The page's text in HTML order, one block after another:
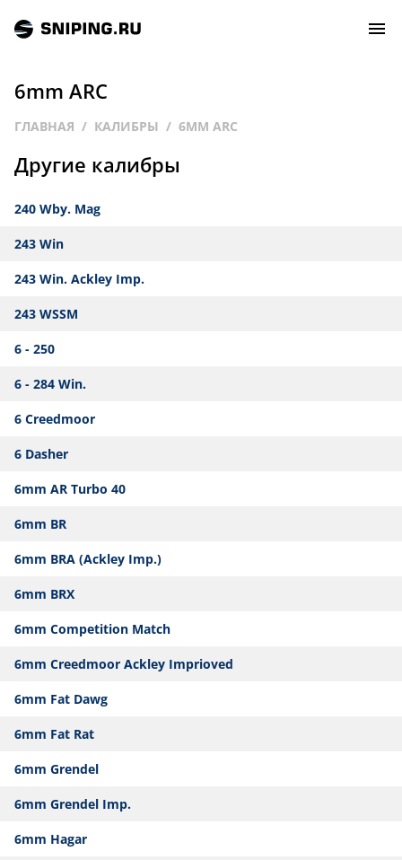
РЕЙТИНГ
ТИРЫ И СТРЕЛЬБИЩА
ЗАЛ СЛАВЫ
6mm ARC
ГЛАВНАЯ КАЛИБРЫ 6MM ARC
Другие калибры
240 Wby. Mag
243 Win
243 Win. Ackley Imp.
243 WSSM
6 - 250
6 - 284 Win.
6 Creedmoor
6 Dasher
6mm AR Turbo 40
6mm BR
6mm BRA (Ackley Imp.)
6mm BRX
6mm Competition Match
6mm Creedmoor Ackley Imprioved
6mm Fat Dawg
6mm Fat Rat
6mm Grendel
6mm Grendel Imp.
6mm Hagar